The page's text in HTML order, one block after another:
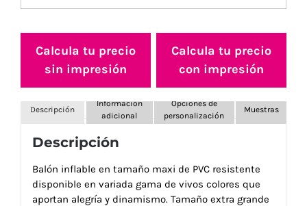
Calcula tu precio
sin impresión
Calcula tu precio
con impresión
Descripción
Información
adicional
Opciones de
personalización
Muestras
Descripción
Balón inflable en tamaño maxi de PVC resistente
disponible en variada gama de vivos colores que
aportan alegría y dinamismo. Tamaño extra grande